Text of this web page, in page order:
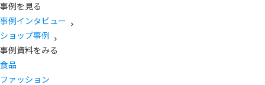
事例を見る
事例インタビュー
ショップ事例
事例資料をみる
食品
ファッション